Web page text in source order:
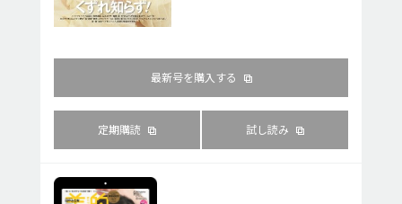
最新号を購入する
定期購読 試し読み